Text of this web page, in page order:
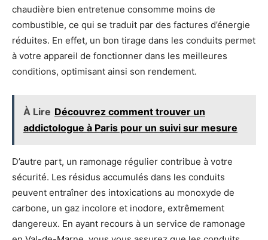
chaudière bien entretenue consomme moins de
combustible, ce qui se traduit par des factures d’énergie
réduites. En effet, un bon tirage dans les conduits permet
à votre appareil de fonctionner dans les meilleures
conditions, optimisant ainsi son rendement.
À Lire Découvrez comment trouver un
addictologue à Paris pour un suivi sur mesure
D’autre part, un ramonage régulier contribue à votre
sécurité. Les résidus accumulés dans les conduits
peuvent entraîner des intoxications au monoxyde de
carbone, un gaz incolore et inodore, extrêmement
dangereux. En ayant recours à un service de ramonage